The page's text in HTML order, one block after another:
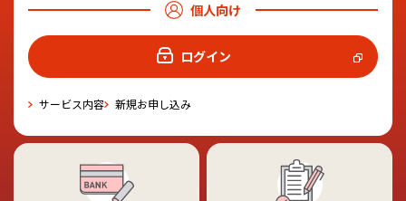
個人向け
ログイン
サービス内容 新規お申し込み